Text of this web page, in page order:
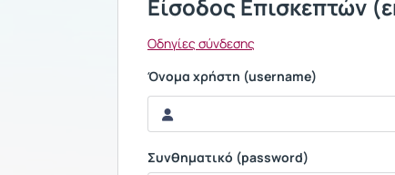
Είσοδος Επισκεπτών
Οδηγίες σύνδεσης
Όνομα χρήστη (username)
Συνθηματικό (password)